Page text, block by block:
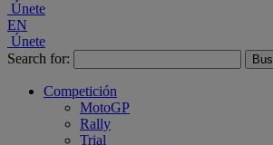
Únete
EN
Únete
Search for:
Competición
MotoGP
Rally
Trial